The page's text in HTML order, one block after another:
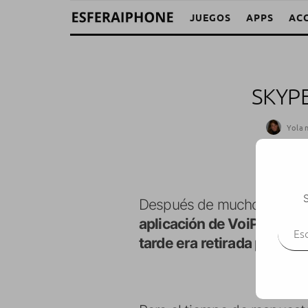
JUEGOS APPS
Después de mucho
aplicación de VoiP más
tarde era retirada por la